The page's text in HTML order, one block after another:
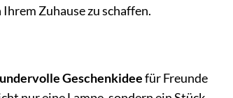
Zuhause zu schaffen.
Geschenkideefür Freunde